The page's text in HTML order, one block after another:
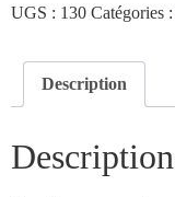
UGS : 130 Catégories :
Description
Description